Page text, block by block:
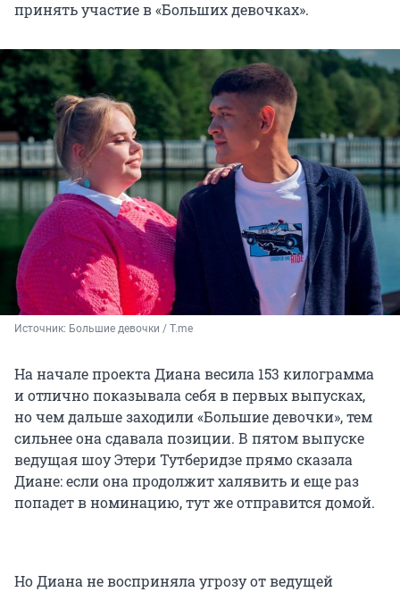
принять участие в «Больших девочках».
Источник: Большие девочки / T.me
На начале проекта Диана весила 153 килограмма
и отлично показывала себя в первых выпусках,
но чем дальше заходили «Большие девочки», тем
сильнее она сдавала позиции. В пятом выпуске
ведущая шоу Этери Тутберидзе прямо сказала
Диане: если она продолжит халявить и еще раз
попадет в номинацию, тут же отправится домой.
Но Диана не восприняла угрозу от ведущей